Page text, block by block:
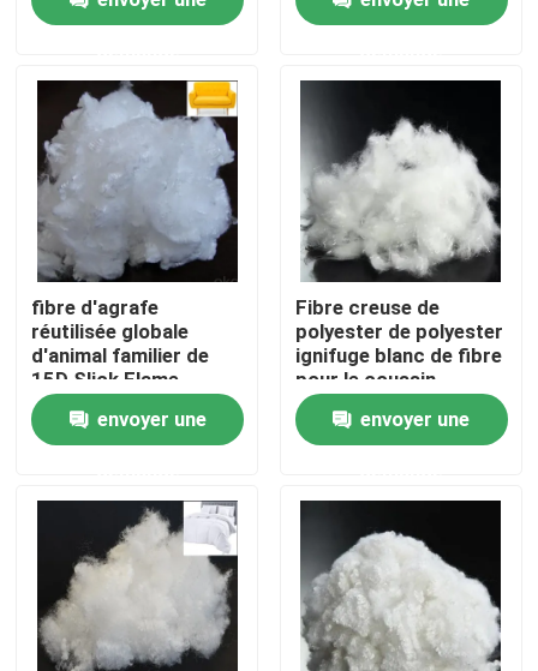
A propos de nous
Visite d'usine
Contrôle de la qualité
Contact
Demande de soumission
Fibre d'agrafe visqueuse
Fibre discontinue de polyester recyclé
Fibre discontinue de polypropylène
fibre d'agrafe
réutilisée globale
d'animal familier de
15D Slick Flame
Retardant Polyester
Fiber
envoyer une
Fibre creuse de
polyester de polyester
ignifuge blanc de fibre
pour le coussin
envoyer une